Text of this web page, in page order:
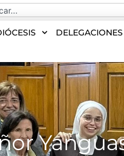
DELEGACIONES